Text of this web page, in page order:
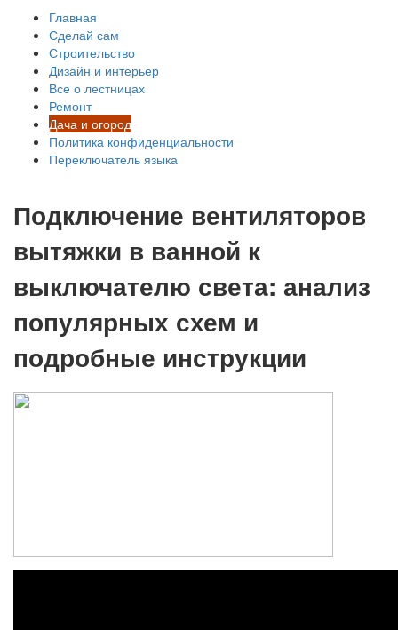
Главная
Сделай сам
Строительство
Дизайн и интерьер
Все о лестницах
Ремонт
Дача и огород
Политика конфиденциальности
Переключатель языка
Подключение вентиляторов
вытяжки в ванной к
выключателю света: анализ
популярных схем и
подробные инструкции